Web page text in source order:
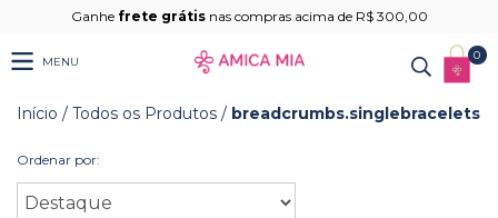
Ganhe frete grátisnas compras acima de R$ 300,00
MENU 0
Início / Todos os Produtos / breadcrumbs.singlebracelets
Ordenar por: